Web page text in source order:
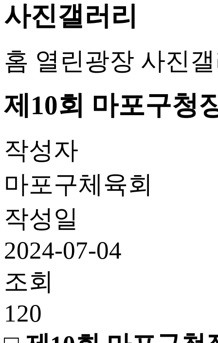
사진갤러리
홈 열린광장 사진
제10회 마포구청
작성자
마포구체육회
작성일
2024-07-04
조회
120